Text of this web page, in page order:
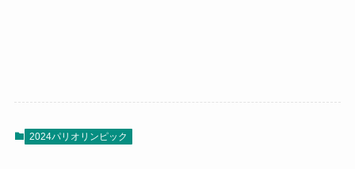
2024パリオリンピック